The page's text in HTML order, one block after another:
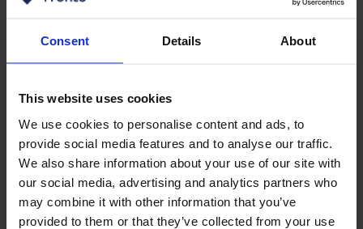
Consent Details About
This website uses cookies
We use cookies to personalise content and ads, to
provide social media features and to analyse our traffic.
We also share information about your use of our site with
our social media, advertising and analytics partners who
may combine it with other information that you’ve
provided to them or that they’ve collected from your use